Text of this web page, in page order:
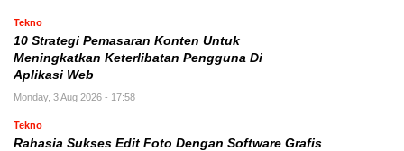
Tekno
10 Strategi Pemasaran Konten Untuk
Meningkatkan Keterlibatan Pengguna Di
Aplikasi Web
Monday, 3 Aug 2026 - 17:58
Tekno
Rahasia Sukses Edit Foto Dengan Software Grafis